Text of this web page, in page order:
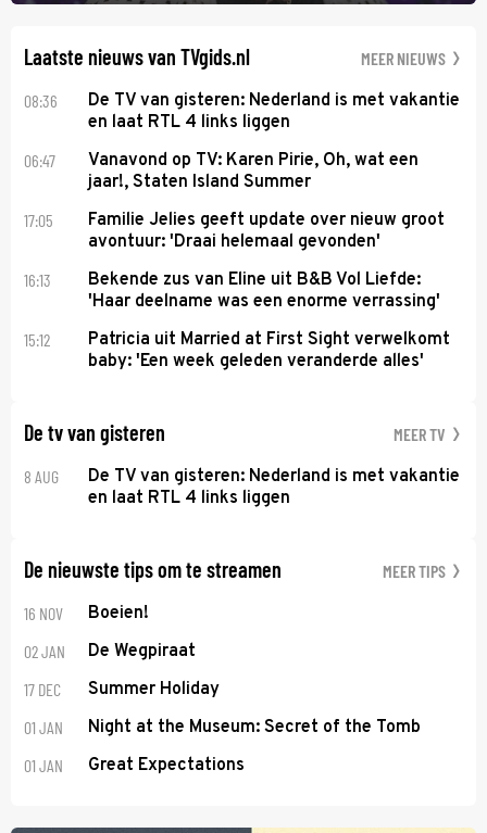
Laatste nieuws van TVgids.nl MEER NIEUWS
08:36
De TV van gisteren: Nederland is met vakantie
en laat RTL 4 links liggen
06:47
Vanavond op TV: Karen Pirie, Oh, wat een
jaar!, Staten Island Summer
17:05
Familie Jelies geeft update over nieuw groot
avontuur: 'Draai helemaal gevonden'
16:13
Bekende zus van Eline uit B&B Vol Liefde:
'Haar deelname was een enorme verrassing'
15:12
Patricia uit Married at First Sight verwelkomt
baby: 'Een week geleden veranderde alles'
De tv van gisteren MEER TV
8 AUG
De TV van gisteren: Nederland is met vakantie
en laat RTL 4 links liggen
De nieuwste tips om te streamen MEER TIPS
16 NOV Boeien!
02 JAN De Wegpiraat
17 DEC Summer Holiday
01 JAN Night at the Museum: Secret of the Tomb
01 JAN Great Expectations